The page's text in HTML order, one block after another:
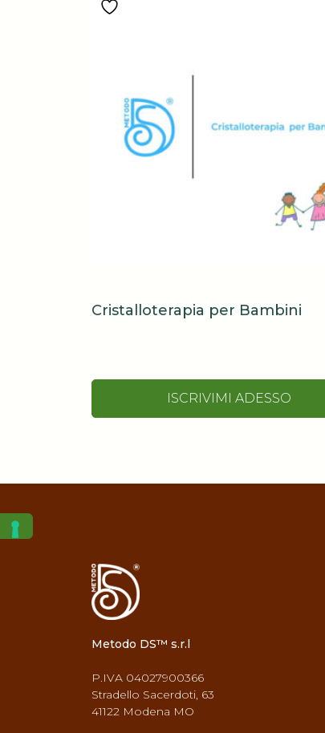
Cristalloterapia per Bambini
ISCRIVIMI ADESSO
Metodo DS™ s.r.l
P.IVA 04027900366
Stradello Sacerdoti, 63
41122 Modena MO